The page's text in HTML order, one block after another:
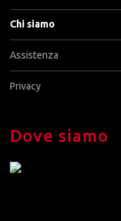
Chi siamo
Assistenza
Privacy
Dove siamo